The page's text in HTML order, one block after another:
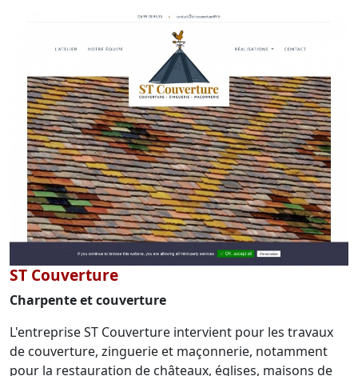
ST Couverture
Charpente et couverture
L'entreprise ST Couverture intervient pour les travaux
de couverture, zinguerie et maçonnerie, notamment
pour la restauration de châteaux, églises, maisons de